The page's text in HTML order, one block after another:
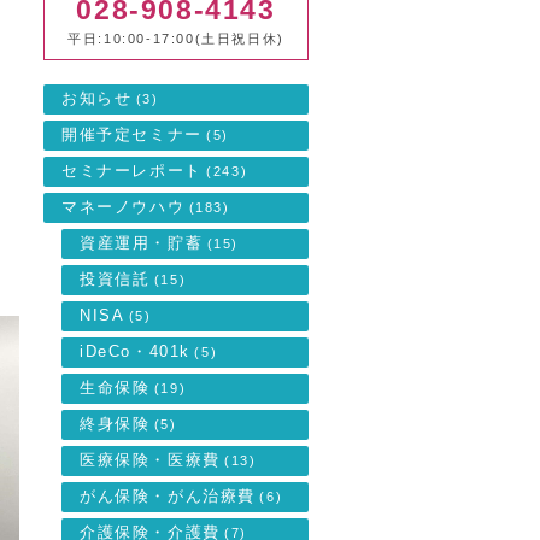
028-908-4143
平日:10:00-17:00(土日祝日休)
お知らせ (3)
開催予定セミナー (5)
セミナーレポート (243)
マネーノウハウ (183)
資産運用・貯蓄 (15)
投資信託 (15)
NISA (5)
iDeCo・401k (5)
生命保険 (19)
終身保険 (5)
医療保険・医療費 (13)
がん保険・がん治療費 (6)
介護保険・介護費 (7)